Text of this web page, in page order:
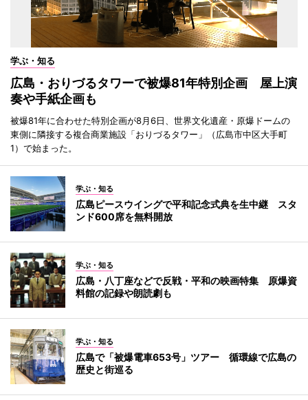
学ぶ・知る
広島・おりづるタワーで被爆81年特別企画 屋上演
奏や手紙企画も
被爆81年に合わせた特別企画が8月6日、世界文化遺産・原爆ドームの
東側に隣接する複合商業施設「おりづるタワー」（広島市中区大手町
1）で始まった。
学ぶ・知る
広島ピースウイングで平和記念式典を生中継 スタ
ンド600席を無料開放
学ぶ・知る
広島・八丁座などで反戦・平和の映画特集 原爆資
料館の記録や朗読劇も
学ぶ・知る
広島で「被爆電車653号」ツアー 循環線で広島の
歴史と街巡る